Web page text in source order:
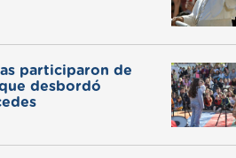
participaron de
desbordó